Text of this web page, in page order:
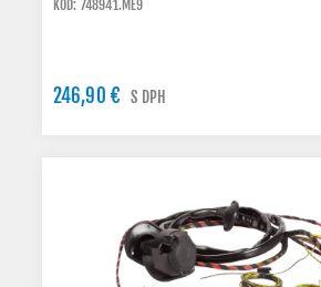
KÓD: 748941.ME9
246,90 € S DPH